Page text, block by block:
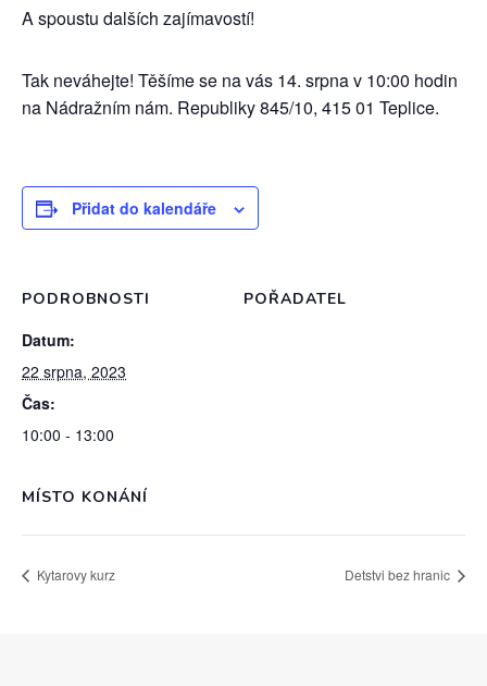
A spoustu dalších zajímavostí!
Tak neváhejte! Těšíme se na vás 14. srpna v 10:00 hodin
na Nádražním nám. Republiky 845/10, 415 01 Teplice.
Přidat do kalendáře
PODROBNOSTI
Datum:
22 srpna, 2023
Čas:
10:00 - 13:00
POŘADATEL
MÍSTO KONÁNÍ
Kytarovy kurz Detstvi bez hranic